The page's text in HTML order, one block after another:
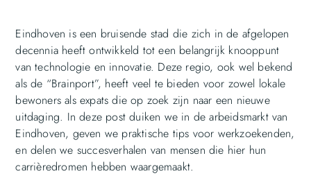
Eindhoven is een bruisende stad die zich in de afgelopen
decennia heeft ontwikkeld tot een belangrijk knooppunt
van technologie en innovatie. Deze regio, ook wel bekend
als de “Brainport”, heeft veel te bieden voor zowel lokale
bewoners als expats die op zoek zijn naar een nieuwe
uitdaging. In deze post duiken we in de arbeidsmarkt van
Eindhoven, geven we praktische tips voor werkzoekenden,
en delen we succesverhalen van mensen die hier hun
carrièredromen hebben waargemaakt.